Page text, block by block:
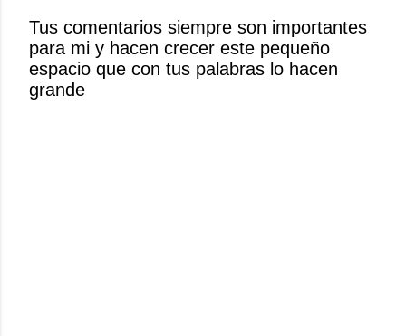
u
n
c
o
Tus comentarios siempre son importantes
para mi y hacen crecer este pequeño
espacio que con tus palabras lo hacen
grande